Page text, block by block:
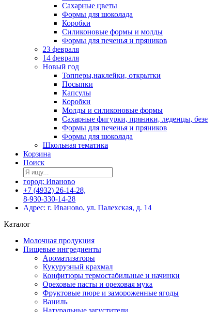
Сахарные цветы
Формы для шоколада
Коробки
Силиконовые формы и молды
Формы для печенья и пряников
23 февраля
14 февраля
Новый год
Топперы,наклейки, открытки
Посыпки
Капсулы
Коробки
Молды и силиконовые формы
Сахарные фигурки, пряники, леденцы, безе
Формы для печенья и пряников
Формы для шоколада
Школьная тематика
Корзина
Поиск
город: Иваново
+7 (4932) 26-14-28,
8-930-330-14-28
Адрес: г. Иваново, ул. Палехская, д. 14
Каталог
Молочная продукция
Пищевые ингредиенты
Ароматизаторы
Кукурузный крахмал
Конфитюры термостабильные и начинки
Ореховые пасты и ореховая мука
Фруктовые пюре и замороженные ягоды
Ваниль
Натуральные загустители